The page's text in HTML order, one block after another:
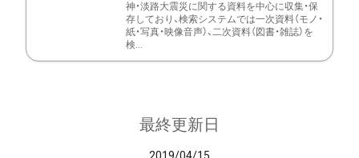
神・淡路大震災に関する資料を中心に収集・保
存しており、検索システムでは一次資料（モノ・
紙・写真・映像音声）、二次資料（図書・雑誌）を
検...
最終更新日